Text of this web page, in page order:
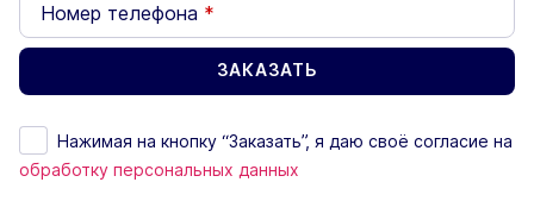
Номер телефона *
Нажимая на кнопку “Заказать”, я даю своё согласие на
обработку персональных данных